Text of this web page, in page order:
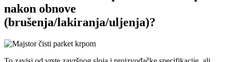
nakon obnove
(brušenja/lakiranja/uljenja)?